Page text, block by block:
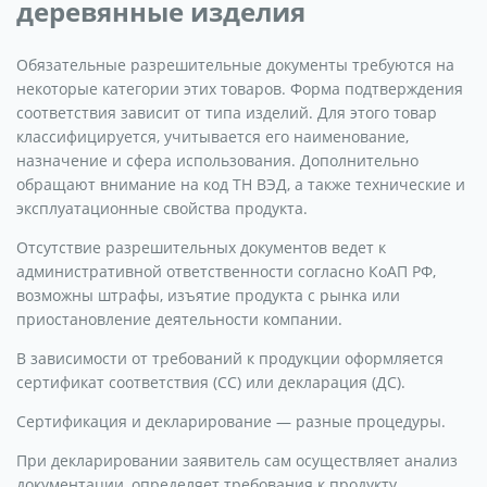
деревянные изделия
Обязательные разрешительные документы требуются на
некоторые категории этих товаров. Форма подтверждения
соответствия зависит от типа изделий. Для этого товар
классифицируется, учитывается его наименование,
назначение и сфера использования. Дополнительно
обращают внимание на код ТН ВЭД, а также технические и
эксплуатационные свойства продукта.
Отсутствие разрешительных документов ведет к
административной ответственности согласно КоАП РФ,
возможны штрафы, изъятие продукта с рынка или
приостановление деятельности компании.
В зависимости от требований к продукции оформляется
сертификат соответствия (СС) или декларация (ДС).
Сертификация и декларирование — разные процедуры.
При декларировании заявитель сам осуществляет анализ